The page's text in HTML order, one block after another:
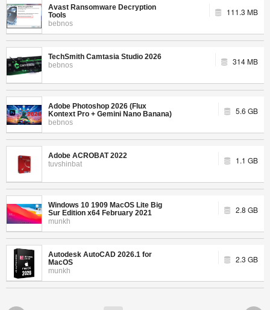
Avast Ransomware Decryption
Tools
bebnos
111.3 MB
TechSmith Camtasia Studio 2026
bebnos
314 MB
Adobe Photoshop 2026 (Flux
Kontext Pro + Gemini Nano Banana)
bebnos
5.6 GB
Adobe ACROBAT 2022
tuvshinbat
1.1 GB
Windows 10 1909 MacOS Lite Big
Sur Edition x64 February 2021
munkh
2.8 GB
Autodesk AutoCAD 2026.1 for
MacOS
munkh
2.3 GB